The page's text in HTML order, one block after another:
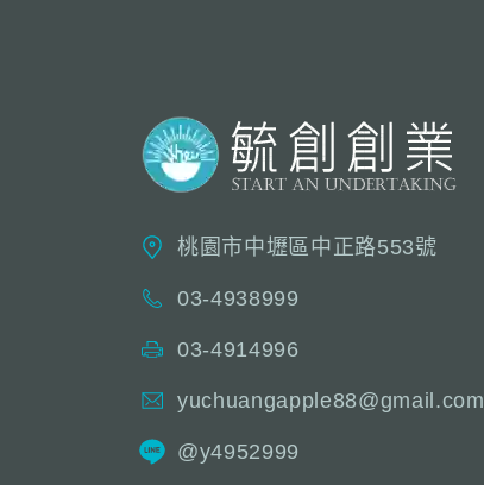
桃園市中壢區中正路553號
03-4938999
03-4914996
yuchuangapple88@gmail.com
@y4952999